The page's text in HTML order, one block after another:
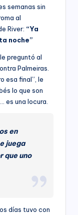
semanas sin
al
River: “Ya
noche”
preguntó al
Palmeiras.
esa final”, le
lo que son
es una locura.
en
juega
que uno
días tuvo con